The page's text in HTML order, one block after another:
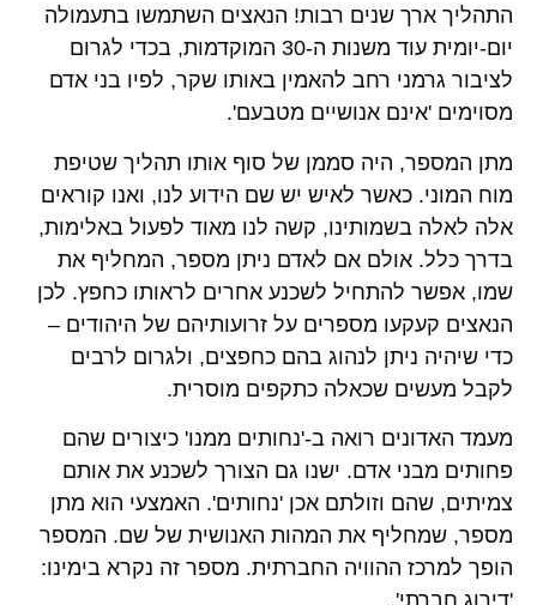
התהליך ארך שנים רבות! הנאצים השתמשו בתעמולה
יום-יומית עוד משנות ה-30 המוקדמות, בכדי לגרום
לציבור גרמני רחב להאמין באותו שקר, לפיו בני אדם
מסוימים 'אינם אנושיים מטבעם'.
מתן המספר, היה סממן של סוף אותו תהליך שטיפת
מוח המוני. כאשר לאיש יש שם הידוע לנו, ואנו קוראים
אלה לאלה בשמותינו, קשה לנו מאוד לפעול באלימות,
בדרך כלל. אולם אם לאדם ניתן מספר, המחליף את
שמו, אפשר להתחיל לשכנע אחרים לראותו כחפץ. לכן
הנאצים קעקעו מספרים על זרועותיהם של היהודים –
כדי שיהיה ניתן לנהוג בהם כחפצים, ולגרום לרבים
לקבל מעשים שכאלה כתקפים מוסרית.
מעמד האדונים רואה ב-'נחותים ממנו' כיצורים שהם
פחותים מבני אדם. ישנו גם הצורך לשכנע את אותם
צמיתים, שהם וזולתם אכן 'נחותים'. האמצעי הוא מתן
מספר, שמחליף את המהות האנושית של שם. המספר
הופך למרכז ההוויה החברתית. מספר זה נקרא בימינו:
'דירוג חברתי'.